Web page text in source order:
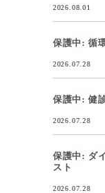
2026.08.01
保護中: 循
2026.07.28
保護中: 健
2026.07.28
保護中: ダ
スト
2026.07.28